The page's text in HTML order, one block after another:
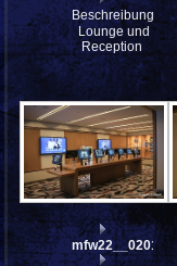
Beschreibung:
Lounge und
Reception
mfw22__0201829